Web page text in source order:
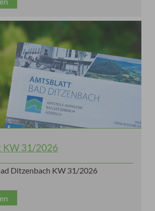
31/2026
Ditzenbach KW 31/2026